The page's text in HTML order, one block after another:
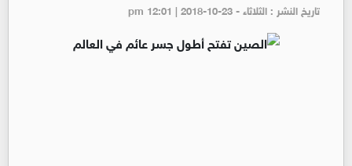
تاريخ النشر : الثلاثاء - pm 12:01 | 2018-10-23